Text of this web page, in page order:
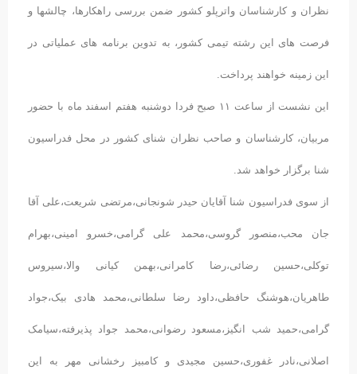
نظران و کارشناسان واترپلو کشور ضمن بررسی راهکارها، چالشها و
فرصت های این رشته تیمی کشور، به تدوین برنامه های عملیاتی در
این زمینه خواهند پرداخت.
این نشست از ساعت ١١ صبح فردا دوشنبه هفتم اسفند ماه با حضور
مربیان، کارشناسان و صاحب نظران شنای کشور در محل فدراسیون
شنا برگزار خواهد شد.
از سوی فدراسیون شنا آقایان حیدر شونجانی،مرتضی شریعت،علی آقا
جان محب،منصور گروسی،محمد علی گرامی،خسرو امینی،بهرام
توکلی،حسین رضائی،رضا کامرانی،بهمن کیانی والا،سیروس
طاهریان،هوشنگ حافظی،داود رضا سلطانی،محمد هادی بیک،جواد
گرامی،حمید شب انگیز،مسعود رضوانی،محمد جواد پذیرفته،سیامک
اصلانی،نادر غفوری،حسین مجیدی و کامبیز رخشانی مهر به این